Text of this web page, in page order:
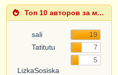
Топ 10 авторов за месяц
sali
19
Tatitutu
7
LizkaSosiska
5